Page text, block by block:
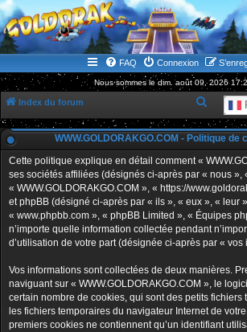
WWW.GOLDORAKGO.COM
le site de la Lune Rouge
FAQ Connexion
Nous sommes le dim. août 09, 2026
Index du forum
e
c
h
e
c
r
WWW.GOLDORAKGO.COM - Politique de
Cette politique explique en détail comment «
ses sociétés affiliées (désignés ci-après par « nous »,
« WWW.GOLDORAKGO.COM », « https://
et phpBB (désigné ci-après par « ils », « eux », « leur
« www.phpbb.com », « phpBB Limited », « Équipes
n’importe quelle information collectée pendant
d’utilisation de votre part (désignée ci-après par « vos
Vos informations sont collectées de deux manières.
naviguant sur « WWW.GOLDORAKGO.COM », le
certain nombre de cookies, qui sont des petits fichiers
les fichiers temporaires du navigateur Internet de
premiers cookies ne contiennent qu’un identifiant